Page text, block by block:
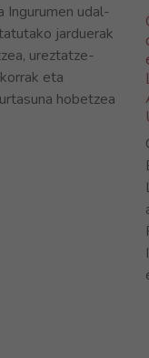
Ingurumen udal-
jarduerak
ureztatze-
eta
hobetzea